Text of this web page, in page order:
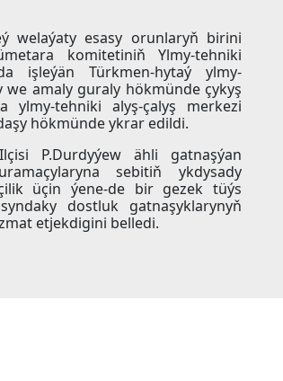
welaýaty esasy orunlaryň birini
komitetiniň Ylmy-tehniki
işleýän Türkmen-hytaý ylmy-
amaly guraly hökmünde çykyş
ylmy-tehniki alyş-çalyş merkezi
hökmünde ykrar edildi.
P.Durdyýew ähli gatnaşýan
sebitiň ykdysady
üçin ýene-de bir gezek tüýs
dostluk gatnaşyklarynyň
etjekdigini belledi.